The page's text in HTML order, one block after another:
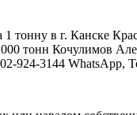
тонну в г. Канске
тонн Кочулимов
924-3144 WhatsApp,